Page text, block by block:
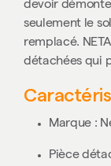
devoir
seulement le
remplacé.
détachées qui
Marque :
Pièce